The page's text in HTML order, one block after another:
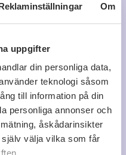
Om
uppgifter
din personliga data,
teknologi såsom
till information på din
personliga annonser och
åskådarinsikter
välja vilka som får
Följ
Logga in för att följa